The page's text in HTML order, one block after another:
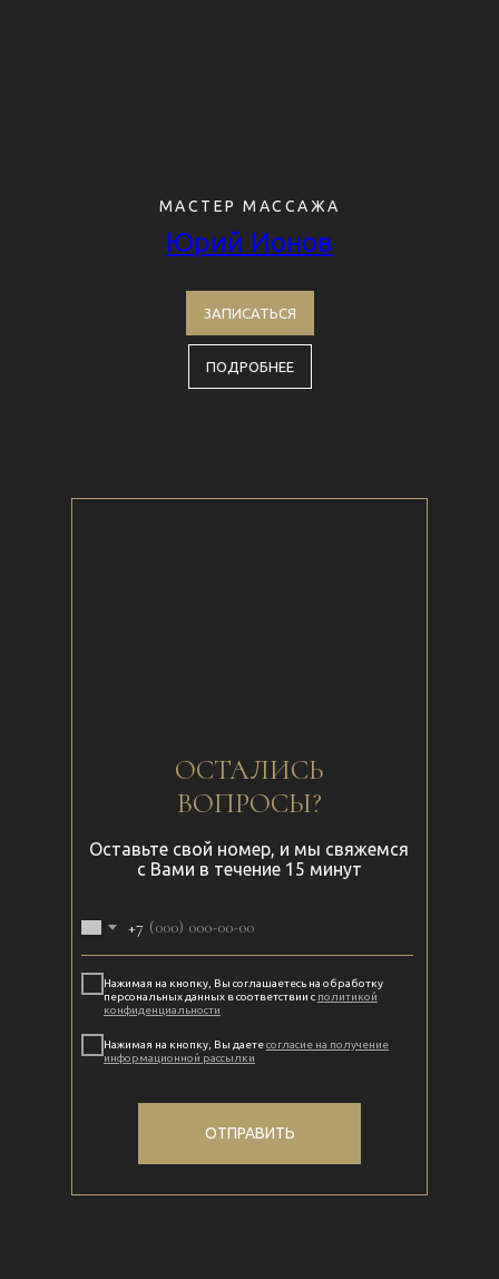
МАСТЕР МАССАЖА
Юрий Ионов
ЗАПИСАТЬСЯ
ПОДРОБНЕЕ
ОСТАЛИСЬ
ВОПРОСЫ?
Оставьте свой номер, и мы свяжемся
с Вами в течение 15 минут
+7
Нажимая на кнопку, Вы соглашаетесь на обработку
персональных данных в соответствии с политикой
конфиденциальности
Нажимая на кнопку, Вы даетесогласие на получение
информационной рассылки
ОТПРАВИТЬ